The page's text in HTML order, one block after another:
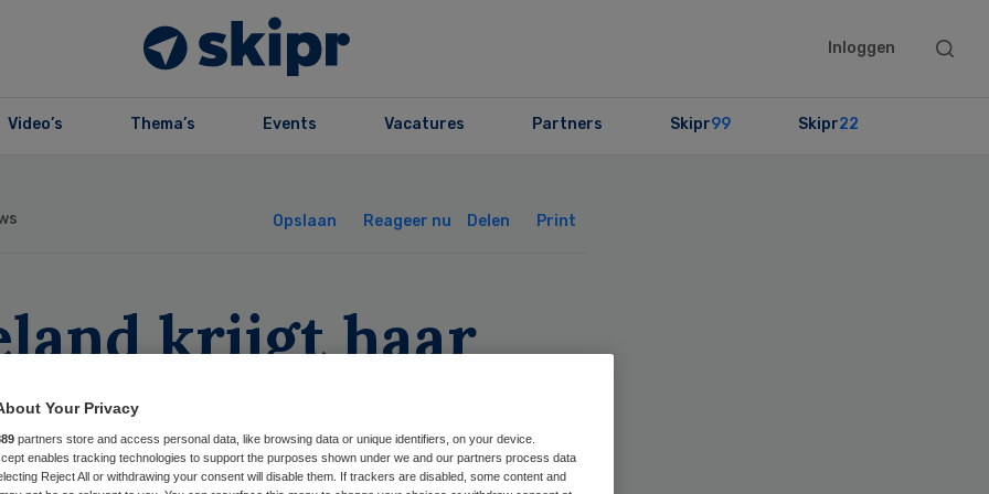
Inloggen
Search
Video’s Thema’s Events Vacatures Partners Skipr99 Skipr22
Opslaan Reageer nu Delen Print
krijgt haar
private
Your Privacy
partners store and access personal data, like browsing data or unique identifiers, on your device.
enables tracking technologies to support the purposes shown under we and our partners process data
Reject All or withdrawing your consent will disable them. If trackers are disabled, some content and